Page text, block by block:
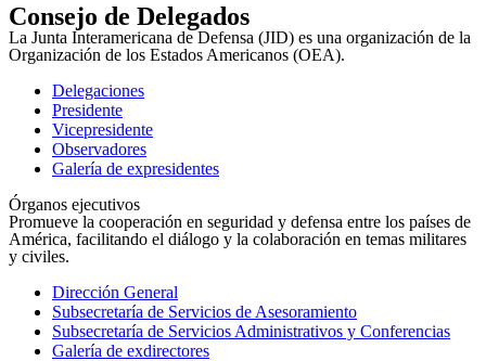
Consejo de Delegados
La Junta Interamericana de Defensa (JID) es una organización de la
Organización de los Estados Americanos (OEA).
Delegaciones
Presidente
Vicepresidente
Observadores
Galería de expresidentes
Órganos ejecutivos
Promueve la cooperación en seguridad y defensa entre los países de
América, facilitando el diálogo y la colaboración en temas militares
y civiles.
Dirección General
Subsecretaría de Servicios de Asesoramiento
Subsecretaría de Servicios Administrativos y Conferencias
Galería de exdirectores